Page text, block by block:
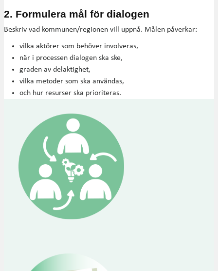
2. Formulera mål för dialogen
Beskriv vad kommunen/regionen vill uppnå. Målen påverkar:
vilka aktörer som behöver involveras,
när i processen dialogen ska ske,
graden av delaktighet,
vilka metoder som ska användas,
och hur resurser ska prioriteras.